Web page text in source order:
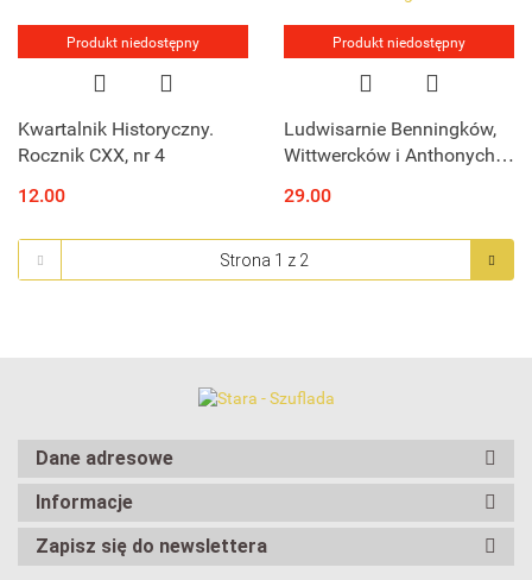
Produkt niedostępny
Kwartalnik Historyczny.
Rocznik CXX, nr 4
12.00
Produkt niedostępny
Ludwisarnie Benningków,
Wittwercków i Anthonych.
gdańskiego cechu
metalowego
29.00
Dane adresowe
Informacje
Zapisz się do newslettera